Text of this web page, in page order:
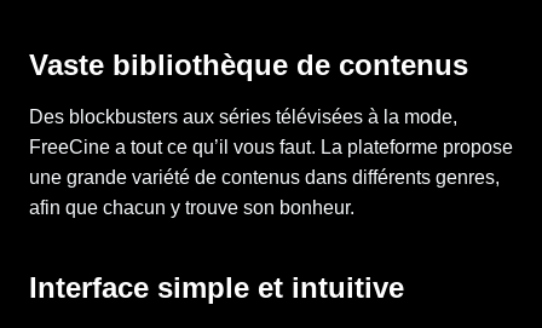
Vaste bibliothèque de contenus
Des blockbusters aux séries télévisées à la mode,
FreeCine a tout ce qu’il vous faut. La plateforme propose
une grande variété de contenus dans différents genres,
afin que chacun y trouve son bonheur.
Interface simple et intuitive